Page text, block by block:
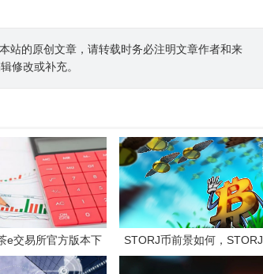
站的原创文章，请转载时务必注明文章作者和来
修改或补充。
e交易所官方版本下
安卓iOS官方下载）
STORJ币前景如何，STORJ
币投资价值深度分析